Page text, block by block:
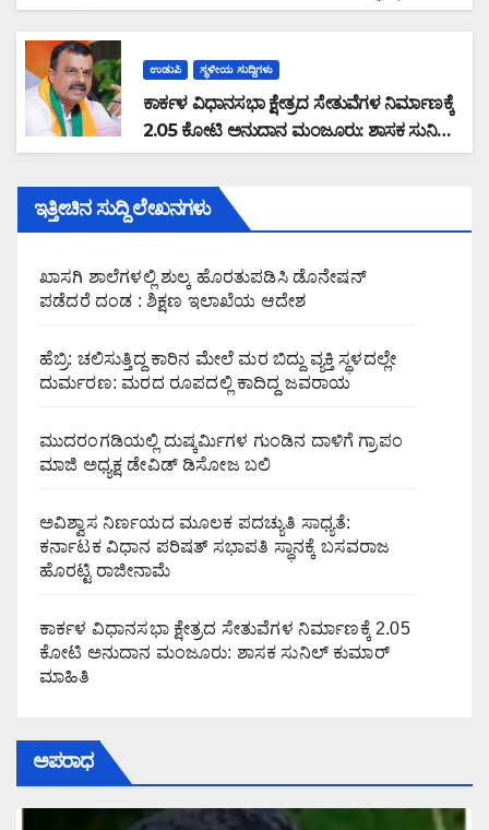
ಬಸವರಾಜ ಹೊರಟ್ಟಿ ರಾಜೀನಾಮೆ
ಉಡುಪಿ ಸ್ಥಳೀಯ ಸುದ್ದಿಗಳು
ಕಾರ್ಕಳ ವಿಧಾನಸಭಾ ಕ್ಷೇತ್ರದ ಸೇತುವೆಗಳ ನಿರ್ಮಾಣಕ್ಕೆ
2.05 ಕೋಟಿ ಅನುದಾನ ಮಂಜೂರು: ಶಾಸಕ ಸುನಿಲ್
ಕುಮಾರ್ ಮಾಹಿತಿ
ಇತ್ತೀಚಿನ ಸುದ್ದಿ ಲೇಖನಗಳು
ಖಾಸಗಿ ಶಾಲೆಗಳಲ್ಲಿ ಶುಲ್ಕ ಹೊರತುಪಡಿಸಿ ಡೊನೇಷನ್
ಪಡೆದರೆ ದಂಡ : ಶಿಕ್ಷಣ ಇಲಾಖೆಯ ಆದೇಶ
ಹೆಬ್ರಿ: ಚಲಿಸುತ್ತಿದ್ದ ಕಾರಿನ ಮೇಲೆ ಮರ ಬಿದ್ದು ವ್ಯಕ್ತಿ ಸ್ಥಳದಲ್ಲೇ
ದುರ್ಮರಣ: ಮರದ ರೂಪದಲ್ಲಿ ಕಾದಿದ್ದ ಜವರಾಯ
ಮುದರಂಗಡಿಯಲ್ಲಿ ದುಷ್ಕರ್ಮಿಗಳ ಗುಂಡಿನ ದಾಳಿಗೆ ಗ್ರಾಪಂ
ಮಾಜಿ ಅಧ್ಯಕ್ಷ ಡೇವಿಡ್ ಡಿಸೋಜ ಬಲಿ
ಅವಿಶ್ವಾಸ ನಿರ್ಣಯದ ಮೂಲಕ ಪದಚ್ಯುತಿ ಸಾಧ್ಯತೆ:
ಕರ್ನಾಟಕ ವಿಧಾನ ಪರಿಷತ್ ಸಭಾಪತಿ ಸ್ಥಾನಕ್ಕೆ ಬಸವರಾಜ
ಹೊರಟ್ಟಿ ರಾಜೀನಾಮೆ
ಕಾರ್ಕಳ ವಿಧಾನಸಭಾ ಕ್ಷೇತ್ರದ ಸೇತುವೆಗಳ ನಿರ್ಮಾಣಕ್ಕೆ 2.05
ಕೋಟಿ ಅನುದಾನ ಮಂಜೂರು: ಶಾಸಕ ಸುನಿಲ್ ಕುಮಾರ್
ಮಾಹಿತಿ
ಅಪರಾಧ